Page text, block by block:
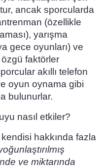
ancak sporcularda
(özellikle
yarışma
gece oyunları) ve
faktörler
akıllı telefon
oyun oynama gibi
bulunurlar.
nasıl etkiler?
hakkında fazla
ve miktarında